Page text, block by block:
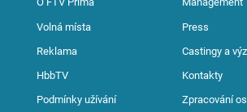
Volná místa Press
Reklama Castingy a
HbbTV Kontakty
Podmínky užívání Zpracování